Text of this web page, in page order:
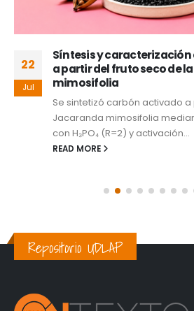
22
Jul
Síntesis y
a partir del fruto seco de
mimosifolia
Se sintetizó carbón activado
Jacaranda mimosifolia
con H₃PO₄ (R=2) y activación...
READ MORE
Repositorio UDLAP